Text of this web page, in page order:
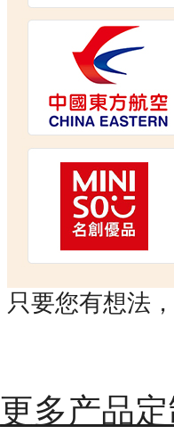
只要您有想法
更多